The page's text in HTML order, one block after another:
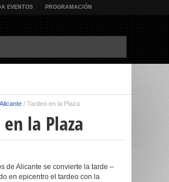
EVENTOS PROGRAMACIÓN
Alicante / Tardeo en la Plaza
la Plaza
de Alicante se convierte la tarde –
en epicentro el tardeo con la